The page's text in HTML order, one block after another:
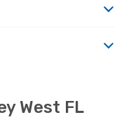
West FL